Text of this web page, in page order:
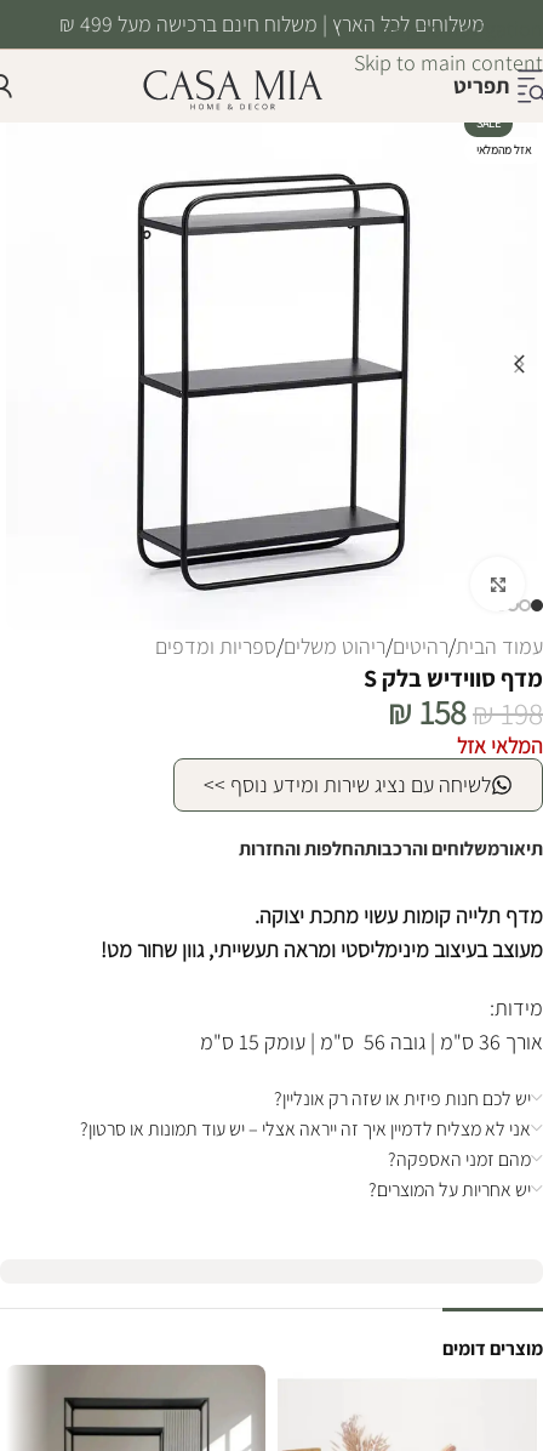
Skip to navigation
Skip to main content
משלוחים לכל הארץ | משלוח חינם ברכישה מעל 499 ₪
תפריט
SALE
אזל מהמלאי
עמוד הבית/רהיטים/ריהוט משלים/ספריות ומדפים
מדף סווידיש בלק S
₪198
₪ 158
המלאי אזל
לשיחה עם נציג שירות ומידע נוסף >>
תיאורמשלוחים והרכבותהחלפות והחזרות
מדף תלייה קומות עשוי מתכת יצוקה.
מעוצב בעיצוב מינימליסטי ומראה תעשייתי, גוון שחור מט!
מידות:
אורך 36 ס"מ | גובה 56 ס"מ | עומק 15 ס"מ
יש לכם חנות פיזית או שזה רק אונליין?
אני לא מצליח לדמיין איך זה ייראה אצלי – יש עוד תמונות או סרטון?
מהם זמני האספקה?
יש אחריות על המוצרים?
מוצרים דומים